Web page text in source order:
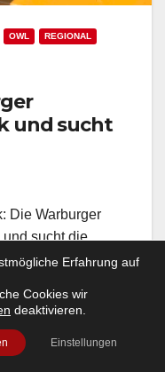
OWL REGIONAL
und sucht
Die Warburger
sucht die
ihrem Saisonbier.
Erfahrung auf
Cookies wir
deaktivieren.
Einstellungen